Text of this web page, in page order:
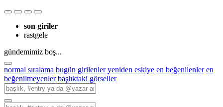
son giriler
rastgele
gündemimiz boş...
normal sıralama bugün girilenler yeniden eskiye en beğenilenler en
beğenilmeyenler başlıktaki görseller